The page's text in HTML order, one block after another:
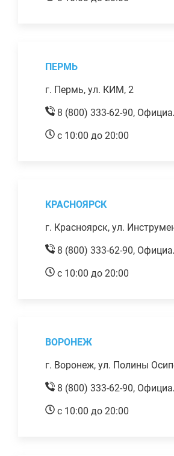
ПЕРМЬ
г. Пермь, ул. КИМ, 2
8 (800) 333-62-90,
с 10:00 до 20:00
КРАСНОЯРСК
г. Красноярск, ул.
8 (800) 333-62-90,
с 10:00 до 20:00
ВОРОНЕЖ
г. Воронеж, ул. Полины
8 (800) 333-62-90,
с 10:00 до 20:00